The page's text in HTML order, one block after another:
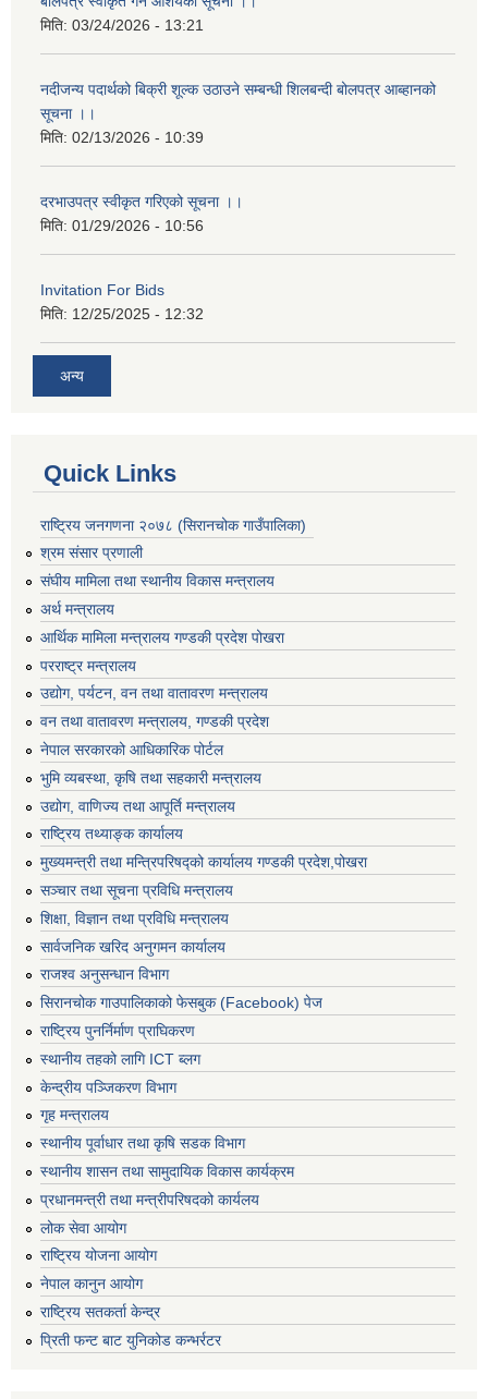
मिति: 03/24/2026 - 13:21
नदीजन्य पदार्थको बिक्री शूल्क उठाउने सम्बन्धी शिलबन्दी बोलपत्र आब्हानको
सूचना ।।
मिति: 02/13/2026 - 10:39
दरभाउपत्र स्वीकृत गरिएको सूचना ।।
मिति: 01/29/2026 - 10:56
Invitation For Bids
मिति: 12/25/2025 - 12:32
अन्य
Quick Links
राष्ट्रिय जनगणना २०७८ (सिरानचोक गाउँपालिका)
श्रम संसार प्रणाली
संघीय मामिला तथा स्थानीय विकास मन्त्रालय
अर्थ मन्त्रालय
आर्थिक मामिला मन्त्रालय गण्डकी प्रदेश पोखरा
परराष्ट्र मन्त्रालय
उद्योग, पर्यटन, वन तथा वातावरण मन्त्रालय
वन तथा वातावरण मन्त्रालय, गण्डकी प्रदेश
नेपाल सरकारको आधिकारिक पोर्टल
भुमि व्यबस्था, कृषि तथा सहकारी मन्त्रालय
उद्योग, वाणिज्य तथा आपूर्ति मन्त्रालय
राष्ट्रिय तथ्याङ्क कार्यालय
मुख्यमन्त्री तथा मन्त्रिपरिषद्को कार्यालय गण्डकी प्रदेश,पोखरा
सञ्‍चार तथा सूचना प्रविधि मन्त्रालय
शिक्षा, विज्ञान तथा प्रविधि मन्त्रालय
सार्वजनिक खरिद अनुगमन कार्यालय
राजश्व अनुसन्धान विभाग
सिरानचोक गाउपालिकाको फेसबुक (Facebook) पेज
राष्ट्रिय पुनर्निर्माण प्राघिकरण
स्थानीय तहको लागि ICT ब्लग
केन्द्रीय पञ्जिकरण विभाग
गृह मन्त्रालय
स्थानीय पूर्वाधार तथा कृषि सडक विभाग
स्थानीय शासन तथा सामुदायिक विकास कार्यक्रम
प्रधानमन्त्री तथा मन्त्रीपरिषदको कार्यलय
लोक सेवा आयोग
राष्ट्रिय योजना आयोग
नेपाल कानुन आयोग
राष्ट्रिय सतकर्ता केन्द्र
प्रिती फन्ट बाट युनिकोड कन्भर्रटर